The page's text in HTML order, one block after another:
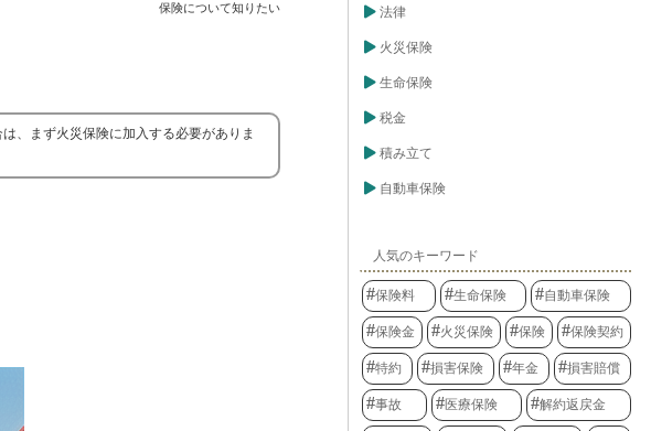
保険について知りたい
、まず火災保険に加入する必要がありま
法律
火災保険
生命保険
税金
積み立て
自動車保険
人気のキーワード
保険料 生命保険 自動車保険
保険金 火災保険 保険 保険契約
特約 損害保険 年金 損害賠償
事故 医療保険 解約返戻金